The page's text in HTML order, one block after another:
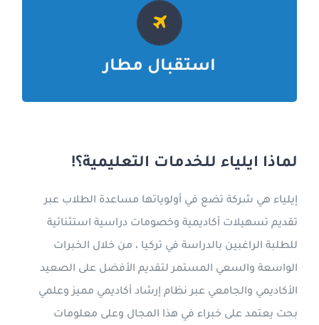
استقبال مطار
مرافق خاص
لماذا ايلياء للخدمات التعليمية؟!
إيلياء هي شركة تضع في أولوياتها مساعدة الطلاب عبر
تقديم تسهيلات أكاديمية وخصومات دراسية استثنائية
للطلبة الراغبين بالدراسة في تركيا ، من خلال الخبرات
الواسعة والسعي المستمر لتقديم الأفضل على الصعيد
الأكاديمي والجامعي عبر نظام إرشاد أكاديمي مميز وعلمي
بحت يعتمد على خبراء في هذا المجال وعلى معلومات